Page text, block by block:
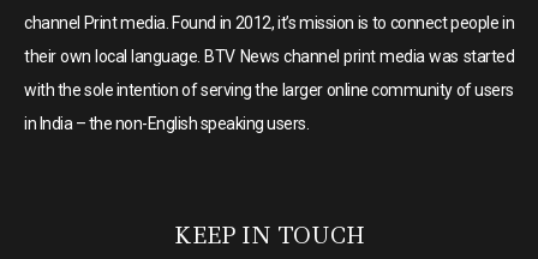
channel Print media. Found in 2012, it’s mission is to connect people in
their own local language. BTV News channel print media was started
with the sole intention of serving the larger online community of users
in India – the non-English speaking users.
KEEP IN TOUCH